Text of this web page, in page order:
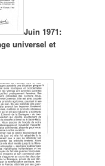
Juin 1971:
universel et